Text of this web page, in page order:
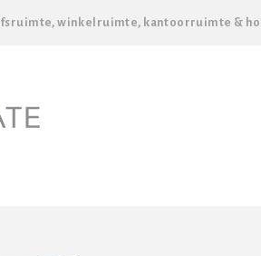
winkelruimte, kantoorruimte &